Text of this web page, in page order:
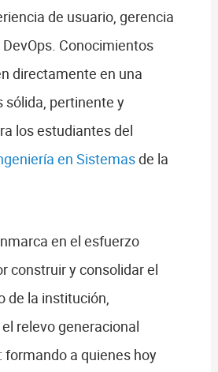
de usuario, gerencia
Conocimientos
directamente en una
pertinente y
los estudiantes del
en Sistemasde la
en el esfuerzo
construir y consolidar el
de la institución,
relevo generacional
formando a quienes hoy